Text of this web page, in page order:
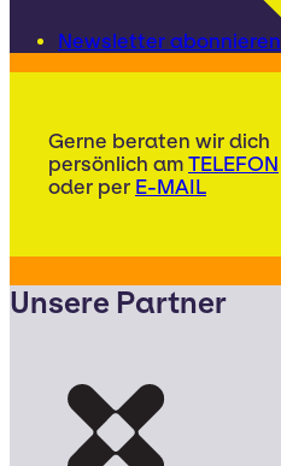
Newsletter abonnieren
Gerne beraten wir dich
persönlich am TELEFON
oder per E-MAIL
Unsere Partner